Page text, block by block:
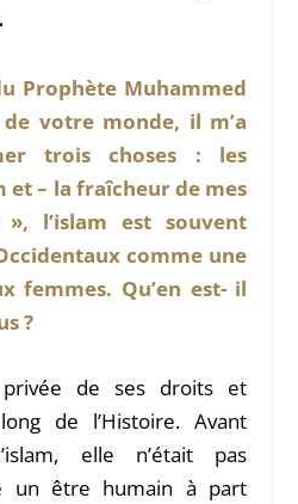
Prophète Muhammed
votre monde, il m’a
trois choses : les
et – la fraîcheur de mes
l’islam est souvent
comme une
femmes. Qu’en est- il
?
de ses droits et
de l’Histoire. Avant
elle n’était pas
un être humain à part